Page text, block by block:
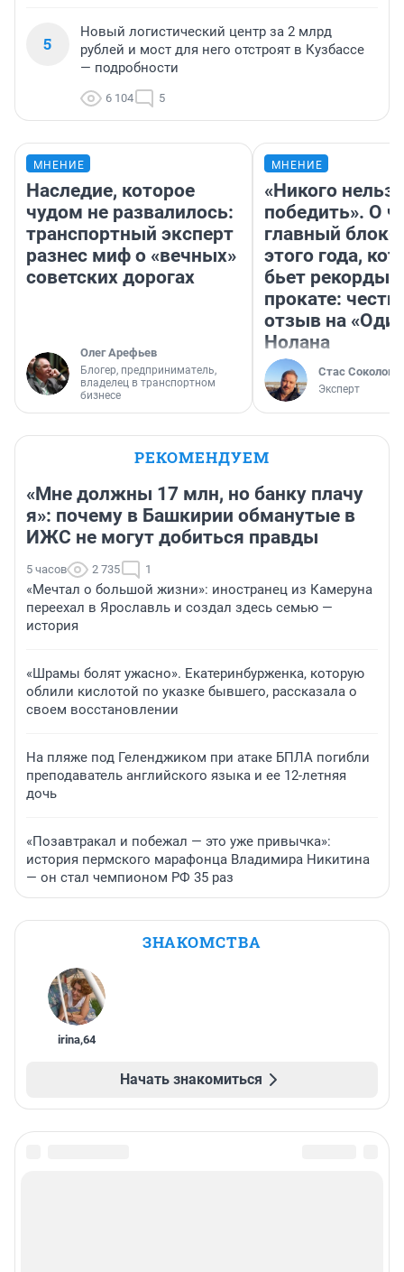
5
Новый логистический центр за 2 млрд
рублей и мост для него отстроят в Кузбассе
— подробности
6 104 5
МНЕНИЕ
Наследие, которое
чудом не развалилось:
транспортный эксперт
разнес миф о «вечных»
советских дорогах
Олег Арефьев
Блогер, предприниматель,
владелец в транспортном
бизнесе
МНЕНИЕ
«Никого нельзя
победить». О
главный
этого года,
бьет рекорды в
прокате:
отзыв на
Нолана
Стас Соколов
Эксперт
РЕКОМЕНДУЕМ
«Мне должны 17 млн, но банку плачу
я»: почему в Башкирии обманутые в
ИЖС не могут добиться правды
5 часов 2 735 1
«Мечтал о большой жизни»: иностранец из Камеруна
переехал в Ярославль и создал здесь семью —
история
«Шрамы болят ужасно». Екатеринбурженка, которую
облили кислотой по указке бывшего, рассказала о
своем восстановлении
На пляже под Геленджиком при атаке БПЛА погибли
преподаватель английского языка и ее 12-летняя
дочь
«Позавтракал и побежал — это уже привычка»:
история пермского марафонца Владимира Никитина
— он стал чемпионом РФ 35 раз
ЗНАКОМСТВА
irina,64
Начать знакомиться